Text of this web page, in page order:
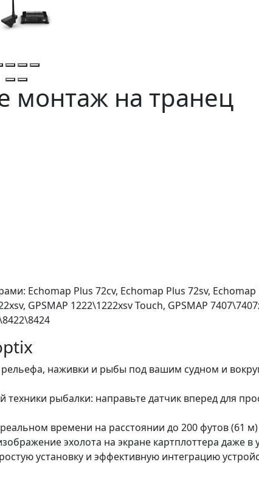
монтаж на транец
Echomap Plus 72cv, Echomap Plus 72sv, Echomap
GPSMAP 1222\1222xsv Touch, GPSMAP
наживки и рыбы под вашим судном и вокруг
рыбалки: направьте датчик вперед для
времени на расстоянии до 200 футов (61 м)
эхолота на экране картплоттера даже
установку и эффективную интеграцию